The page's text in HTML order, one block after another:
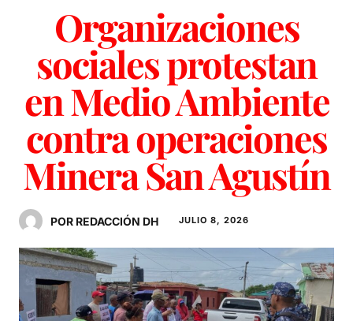
Organizaciones
sociales protestan
en Medio Ambiente
contra operaciones
Minera San Agustín
POR REDACCIÓN DH JULIO 8, 2026